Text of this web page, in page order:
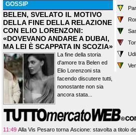
GOSSIP
BELEN, SVELATO IL MOTIVO
DELLA FINE DELLA RELAZIONE
CON ELIO LORENZONI:
«DOVEVANO ANDARE A DUBAI,
MA LEI È SCAPPATA IN SCOZIA»
La fine della storia
d'amore tra Belen ed
Elio Lorenzoni sta
facendo discutere tutti,
nonostante non sia
ancora stata...
11:49 Alla Vis Pesaro torna Ascione: stavolta a titolo